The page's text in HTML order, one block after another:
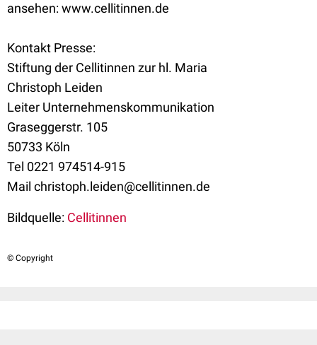
ansehen: www.cellitinnen.de
Kontakt Presse:
Stiftung der Cellitinnen zur hl. Maria
Christoph Leiden
Leiter Unternehmenskommunikation
Graseggerstr. 105
50733 Köln
Tel 0221 974514-915
Mail christoph.leiden@cellitinnen.de
Bildquelle: Cellitinnen
© Copyright